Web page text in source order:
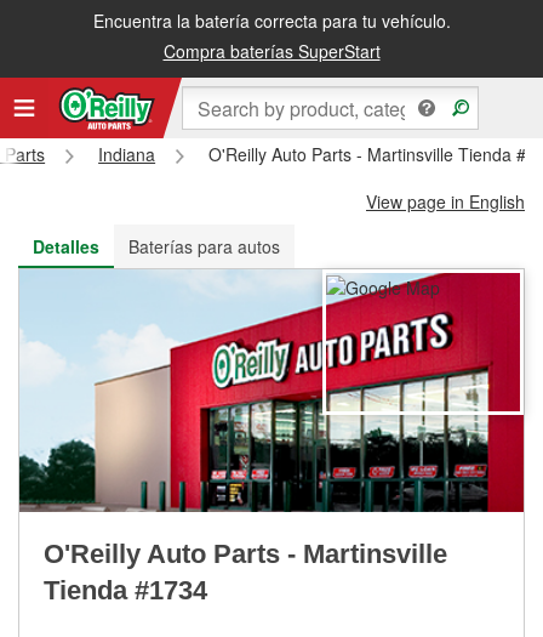
Encuentra la batería correcta para tu vehículo.
Compra baterías SuperStart
Recibe tu orden gratis al día siguiente o recógela en la tienda
Parts Indiana
O'Reilly Auto Parts - Martinsville Tienda
View page in English
Detalles
Baterías para autos
O'Reilly Auto Parts - Martinsville
Tienda #1734